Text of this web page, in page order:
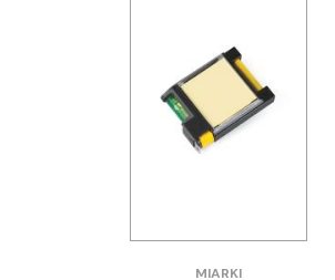
MIARKI